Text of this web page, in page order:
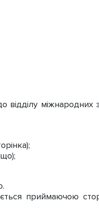
відділу міжнародних
приймаючою